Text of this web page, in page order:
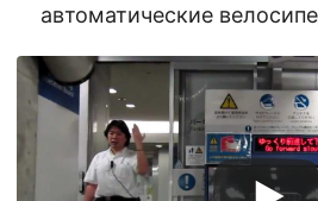
автоматические